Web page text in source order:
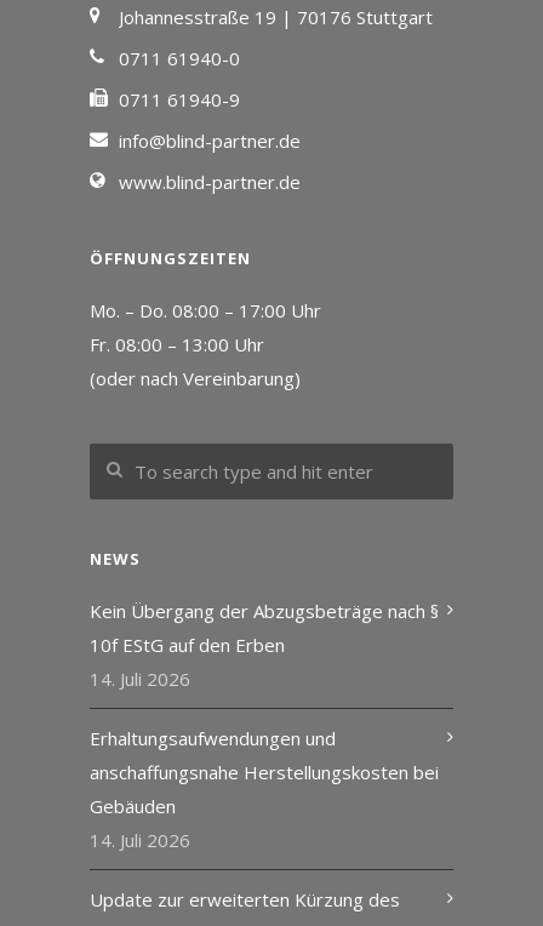
Johannesstraße 19 | 70176 Stuttgart
0711 61940-0
0711 61940-9
info@blind-partner.de
www.blind-partner.de
ÖFFNUNGSZEITEN
Mo. – Do. 08:00 – 17:00 Uhr
Fr. 08:00 – 13:00 Uhr
(oder nach Vereinbarung)
NEWS
Kein Übergang der Abzugsbeträge nach §
10f EStG auf den Erben
14. Juli 2026
Erhaltungsaufwendungen und
anschaffungsnahe Herstellungskosten bei
Gebäuden
14. Juli 2026
Update zur erweiterten Kürzung des